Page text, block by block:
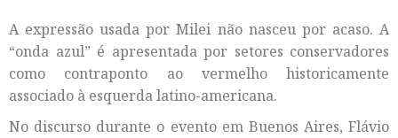
A expressão usada por Milei não nasceu por acaso. A
“onda azul” é apresentada por setores conservadores
como contraponto ao vermelho historicamente
associado à esquerda latino-americana.
No discurso durante o evento em Buenos Aires, Flávio